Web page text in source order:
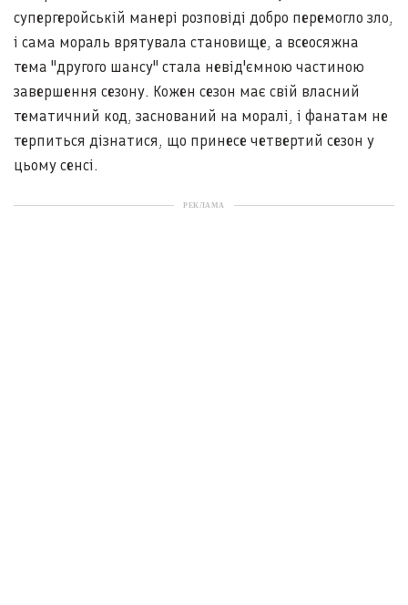
супергеройській манері розповіді добро перемогло зло,
і сама мораль врятувала становище, а всеосяжна
тема "другого шансу" стала невід'ємною частиною
завершення сезону. Кожен сезон має свій власний
тематичний код, заснований на моралі, і фанатам не
терпиться дізнатися, що принесе четвертий сезон у
цьому сенсі.
РЕКЛАМА